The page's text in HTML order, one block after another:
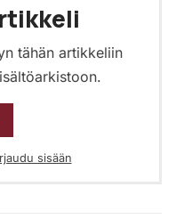
tähän artikkeliin
sisään